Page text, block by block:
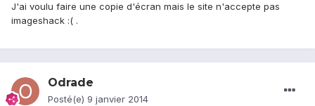
J'ai voulu faire une copie d'écran mais le site n'accepte pas
imageshack :( .
Odrade
Posté(e) 9 janvier 2014